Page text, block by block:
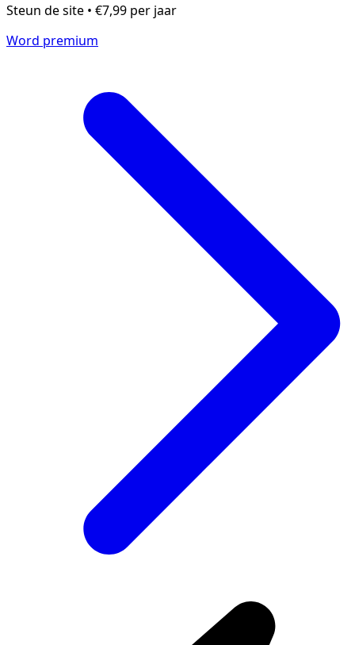
Steun de site • €7,99 per jaar
Word premium